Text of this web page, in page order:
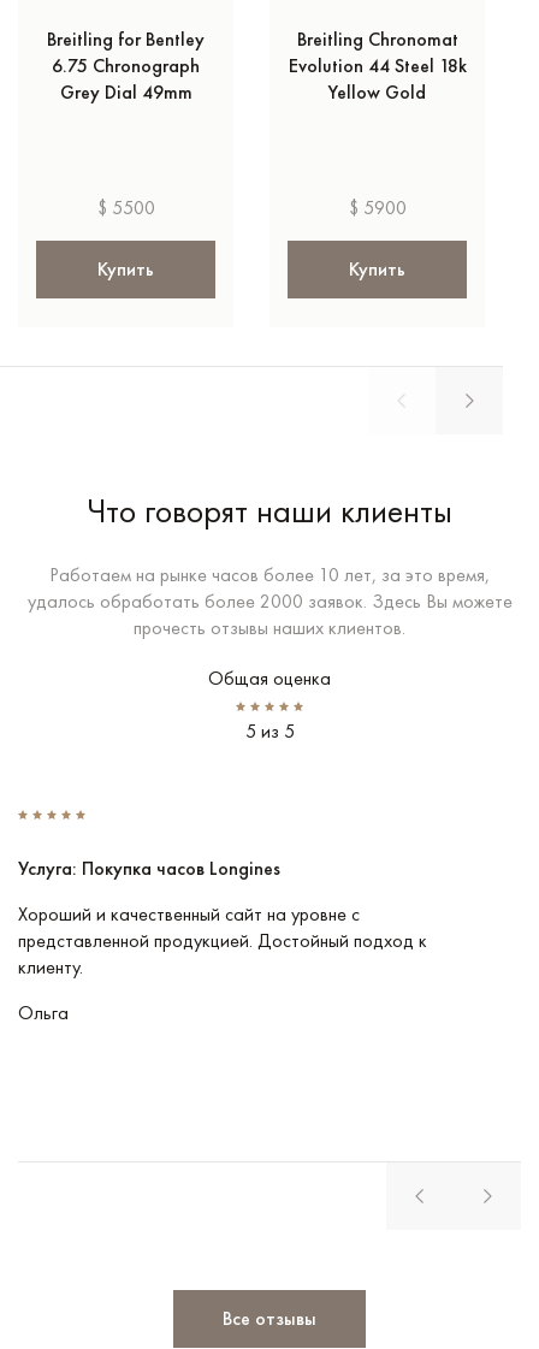
Breitling for Bentley
6.75 Chronograph
Grey Dial 49mm
$ 5500
Купить
Breitling Chronomat
Evolution 44 Steel 18k
Yellow Gold
$ 5900
Купить
Что говорят наши клиенты
Работаем на рынке часов более 10 лет, за это время,
удалось обработать более 2000 заявок. Здесь Вы можете
прочесть отзывы наших клиентов.
Общая оценка
5 из 5
Услуга: Покупка часов Longines
Хороший и качественный сайт на уровне с
представленной продукцией. Достойный подход к
клиенту.
Ольга
Все отзывы